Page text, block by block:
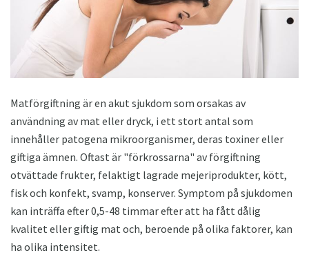
Matförgiftning är en akut sjukdom som orsakas av
användning av mat eller dryck, i ett stort antal som
innehåller patogena mikroorganismer, deras toxiner eller
giftiga ämnen. Oftast är "förkrossarna" av förgiftning
otvättade frukter, felaktigt lagrade mejeriprodukter, kött,
fisk och konfekt, svamp, konserver. Symptom på sjukdomen
kan inträffa efter 0,5-48 timmar efter att ha fått dålig
kvalitet eller giftig mat och, beroende på olika faktorer, kan
ha olika intensitet.